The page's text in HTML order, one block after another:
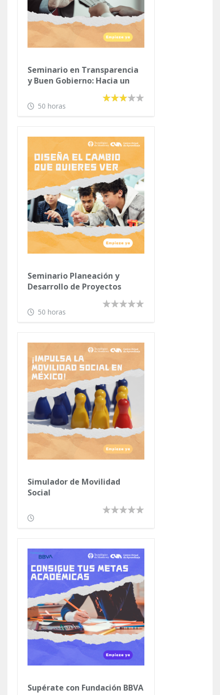
Seminario en Transparencia
y Buen Gobierno: Hacia un
Participativo
50 horas
Seminario Planeación y
Desarrollo de Proyectos
Sociales con el Enfoque de
Marco Lógico
50 horas
Simulador de Movilidad
Social
Supérate con Fundación BBVA